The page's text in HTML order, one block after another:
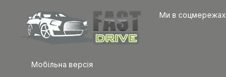
Мобільна версія
Ми в соцмережах